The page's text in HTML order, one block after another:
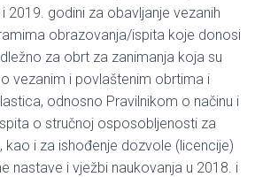
2019. godini za obavljanje vezanih
obrazovanja/ispita koje donosi
za obrt za zanimanja koja su
vezanim i povlaštenim obrtima i
odnosno Pravilnikom o načinu i
o stručnoj osposobljenosti za
kao i za ishođenje dozvole (licencije)
nastave i vježbi naukovanja u 2018. i